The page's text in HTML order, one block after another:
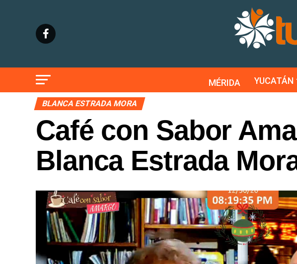
MÉRIDA YUCATÁN
BLANCA ESTRADA MORA
Café con Sabor
Blanca Estrada